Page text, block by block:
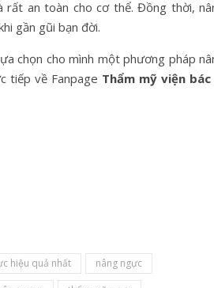
rất an toàn cho cơ thể. Đồng thời,
gần gũi bạn đời.
chọn cho mình một phương pháp
tiếp về Fanpage Thẩm mỹ viện
hiệu quả nhất
nâng ngực